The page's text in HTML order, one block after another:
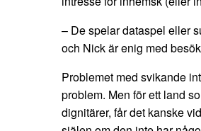
– De spelar dataspel eller
och Nick är enig med
Problemet med svikande
problem. Men för ett land
dignitärer, får det kanske